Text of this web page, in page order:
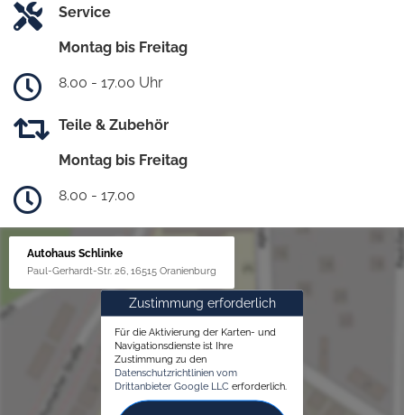
Service
Montag bis Freitag
8.00 - 17.00 Uhr
Teile & Zubehör
Montag bis Freitag
8.00 - 17.00
Autohaus Schlinke
Paul-Gerhardt-Str. 26, 16515 Oranienburg
Zustimmung erforderlich
Für die Aktivierung der Karten- und
Navigationsdienste ist Ihre
Zustimmung zu den
Datenschutzrichtlinien vom
Drittanbieter Google LLC erforderlich.